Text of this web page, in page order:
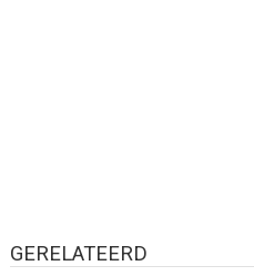
GERELATEERD